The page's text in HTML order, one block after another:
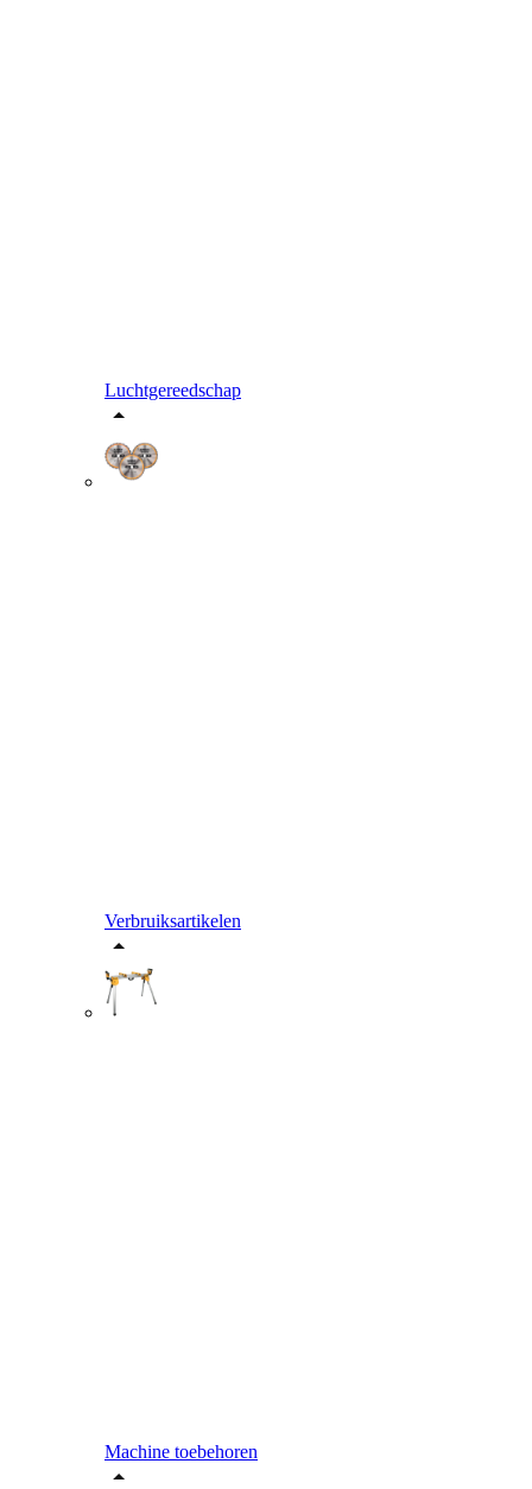
Luchtgereedschap
Verbruiksartikelen
Machine toebehoren